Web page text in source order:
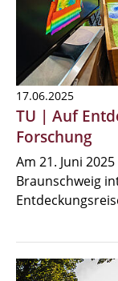
17.06.2025
TU | Auf
Forschung
Am 21. Juni
Braunschweig